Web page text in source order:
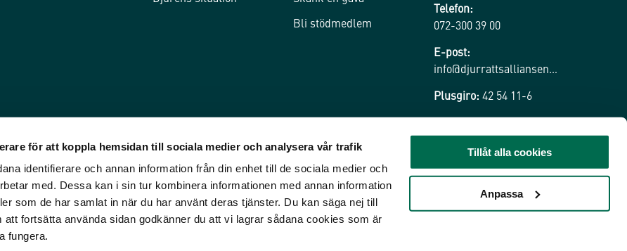
för att koppla hemsidan till sociala medier och analysera vår trafik
identifierare och annan information från din enhet till de sociala medier och
med. Dessa kan i sin tur kombinera informationen med annan information
som de har samlat in när du har använt deras tjänster. Du kan säga nej till
fortsätta använda sidan godkänner du att vi lagrar sådana cookies som är
fungera.
Tillåt alla cookies
Anpassa
Bli stödmedlem
Telefon:
072-300 39 00
E-post:
info@djurrattsalliansen.se
Plusgiro: 42 54 11-6